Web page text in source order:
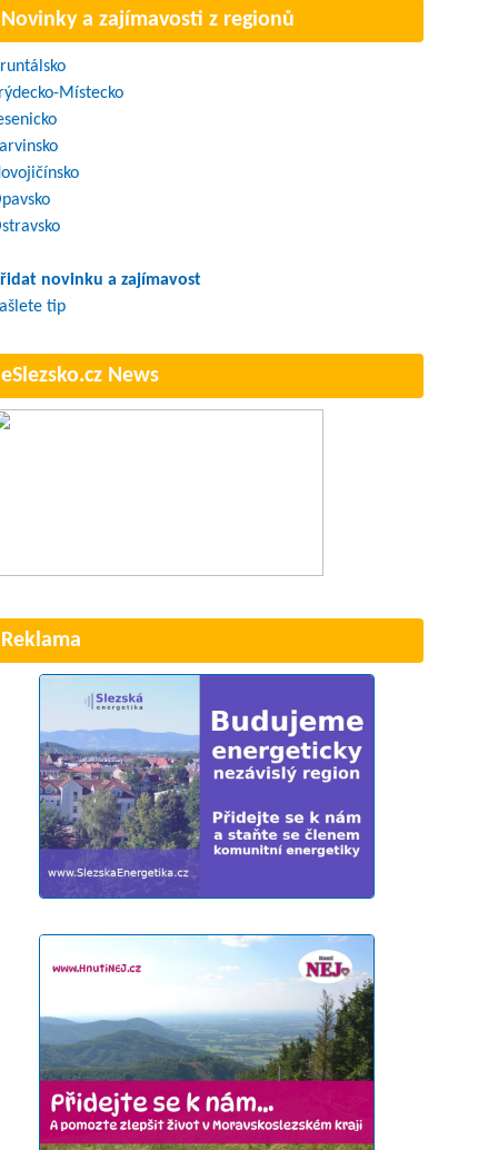
Novinky a zajímavosti z regionů
Místecko
novinku a zajímavost
tip
eSlezsko.cz News
Reklama